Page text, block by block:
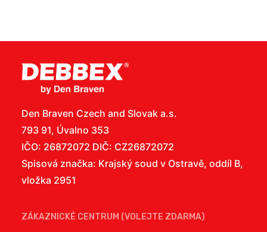
Den Braven Czech and Slovak a.s.
793 91, Úvalno 353
IČO: 26872072 DIČ: CZ26872072
Spisová značka: Krajský soud v Ostravě, oddíl B,
vložka 2951
ZÁKAZNICKÉ CENTRUM (VOLEJTE ZDARMA)